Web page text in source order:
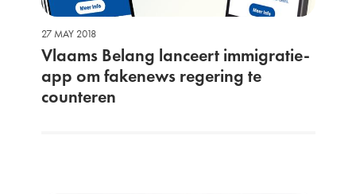
27 MAY 2018
Vlaams Belang lanceert immigratie-
app om fakenews regering te
counteren